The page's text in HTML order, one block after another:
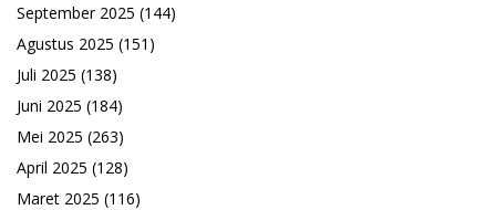
September 2025 (144)
Agustus 2025 (151)
Juli 2025 (138)
Juni 2025 (184)
Mei 2025 (263)
April 2025 (128)
Maret 2025 (116)